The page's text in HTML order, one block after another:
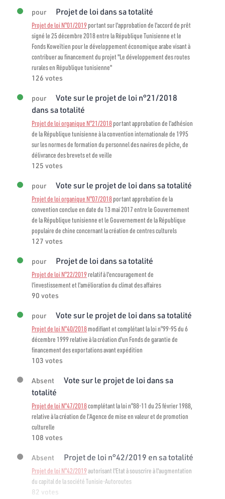
pour Projet de loi dans sa totalité
Projet de loi N°01/2019portant sur l'approbation de l'accord de prêt
signé le 25 décembre 2018 entre la République Tunisienne et le
Fonds Koweïtien pour le développement économique arabe visant à
contribuer au financement du projet "Le développement des routes
rurales en République tunisienne"
126 votes
pour
Vote sur le projet de loi n°21/2018
dans sa totalité
Projet de loi organique N°21/2018portant approbation de l’adhésion
de la République tunisienne à la convention internationale de 1995
sur les normes de formation du personnel des navires de pêche, de
délivrance des brevets et de veille
125 votes
pour Vote sur le projet de loi dans sa totalité
Projet de loi organique N°07/2018portant approbation de la
convention conclue en date du 13 mai 2017 entre le Gouvernement
de la République tunisienne et le Gouvernement de la République
populaire de chine concernant la création de centres culturels
127 votes
pour Projet de loi dans sa totalité
Projet de loi N°22/2019relatif à l'encouragement de
l'investissement et l'amélioration du climat des affaires
90 votes
pour Vote sur le projet de loi dans sa totalité
Projet de loi N°40/2018modifiant et complétant la loi n°99-95 du 6
décembre 1999 relative à la création d'un Fonds de garantie de
financement des exportations avant expédition
103 votes
Absent
Vote sur le projet de loi dans sa
totalité
Projet de loi N°47/2018complétant la loi n°88-11 du 25 février 1988,
relative à la création de l’Agence de mise en valeur et de promotion
culturelle
108 votes
Absent Projet de loi n°42/2019 en sa totalité
Projet de loi N°42/2019autorisant l'Etat à souscrire à l'augmentation
du capital de la société Tunisie-Autoroutes
82 votes